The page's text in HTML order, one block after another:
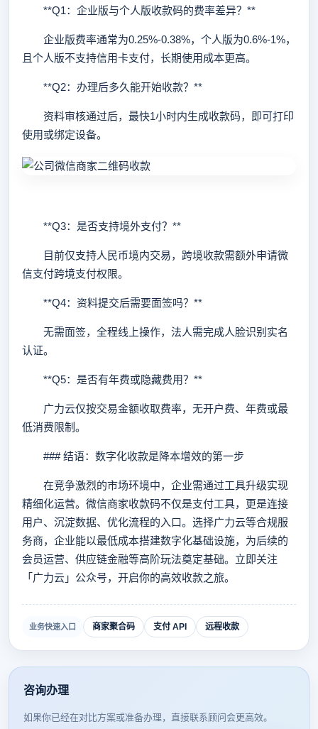
**Q1：企业版与个人版收款码的费率差异？**
企业版费率通常为0.25%-0.38%，个人版为0.6%-1%，
且个人版不支持信用卡支付，长期使用成本更高。
**Q2：办理后多久能开始收款？**
资料审核通过后，最快1小时内生成收款码，即可打印
使用或绑定设备。
**Q3：是否支持境外支付？**
目前仅支持人民币境内交易，跨境收款需额外申请微
信支付跨境支付权限。
**Q4：资料提交后需要面签吗？**
无需面签，全程线上操作，法人需完成人脸识别实名
认证。
**Q5：是否有年费或隐藏费用？**
广力云仅按交易金额收取费率，无开户费、年费或最
低消费限制。
### 结语：数字化收款是降本增效的第一步
在竞争激烈的市场环境中，企业需通过工具升级实现
精细化运营。微信商家收款码不仅是支付工具，更是连接
用户、沉淀数据、优化流程的入口。选择广力云等合规服
务商，企业能以最低成本搭建数字化基础设施，为后续的
会员运营、供应链金融等高阶玩法奠定基础。立即关注
「广力云」公众号，开启你的高效收款之旅。
业务快速入口 商家聚合码 支付 API 远程收款
咨询办理
如果你已经在对比方案或准备办理，直接联系顾问会更高效。